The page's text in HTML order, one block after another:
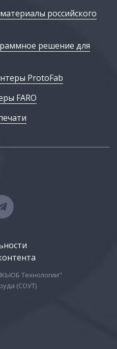
российского
решение для
ProtoFab
FARO
Технологии"
(СОУТ)